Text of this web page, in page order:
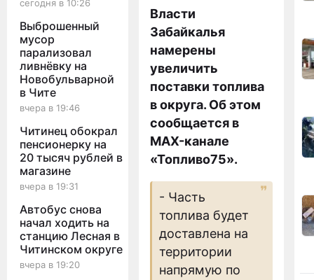
сегодня в 10:26
Выброшенный
мусор
парализовал
ливнёвку на
Новобульварной
в Чите
вчера в 19:46
Читинец обокрал
пенсионерку на
20 тысяч рублей в
магазине
вчера в 19:31
Автобус снова
начал ходить на
станцию Лесная в
Читинском округе
вчера в 19:20
Власти
Забайкалья
намерены
увеличить
поставки топлива
в округа. Об этом
сообщается в
MAX-канале
«Топливо75».
- Часть
топлива будет
доставлена на
территории
напрямую по